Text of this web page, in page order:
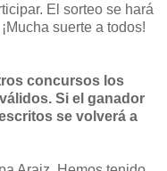
El sorteo se hará
suerte a todos!
concursos los
Si el ganador
se volverá a